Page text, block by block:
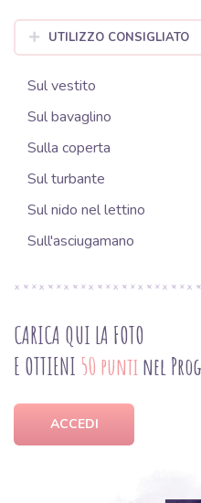
UTILIZZO CONSIGLIATO
Sul vestito
Sul bavaglino
Sulla coperta
Sul turbante
Sul nido nel lettino
Sull'asciugamano
CARICA QUI LA FOTO
E OTTIENI 50 punti nel
ACCEDI